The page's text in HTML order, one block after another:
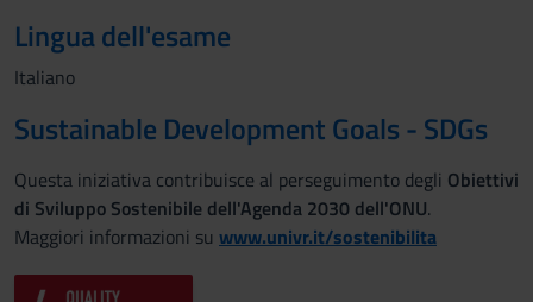
Lingua dell'esame
Italiano
Sustainable Development Goals - SDGs
Questa iniziativa contribuisce al perseguimento degli Obiettivi
di Sviluppo Sostenibile dell'Agenda 2030 dell'ONU.
Maggiori informazioni su www.univr.it/sostenibilita